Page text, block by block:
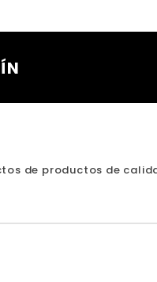
de productos de